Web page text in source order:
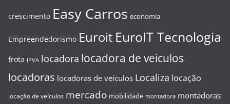
crescimento Easy Carros economia
Empreendedorismo Euroit EuroIT Tecnologia
frota IPVA locadora locadora de veiculos
locadoras locadoras de veículos Localiza locação
locação de veículos mercado mobilidade montadora montadoras